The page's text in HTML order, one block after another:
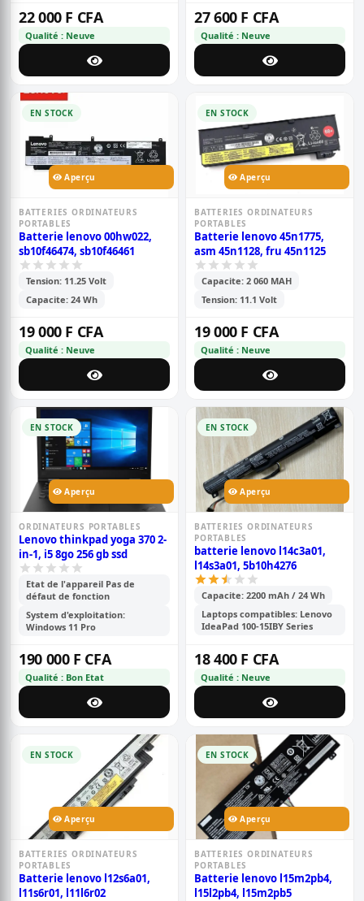
22 000 F CFA
Qualité : Neuve
27 600 F CFA
Qualité : Neuve
EN STOCK
Aperçu
BATTERIES ORDINATEURS
PORTABLES
Batterie lenovo 00hw022,
sb10f46474, sb10f46461
Tension: 11.25 Volt
Capacite: 24 Wh
19 000 F CFA
Qualité : Neuve
EN STOCK
Aperçu
BATTERIES ORDINATEURS
PORTABLES
Batterie lenovo 45n1775,
asm 45n1128, fru 45n1125
Capacite: 2 060 MAH
Tension: 11.1 Volt
19 000 F CFA
Qualité : Neuve
EN STOCK
Aperçu
ORDINATEURS PORTABLES
Lenovo thinkpad yoga 370 2-
in-1, i5 8go 256 gb ssd
Etat de l'appareil Pas de
défaut de fonction
System d'exploitation:
Windows 11 Pro
190 000 F CFA
Qualité : Bon Etat
EN STOCK
Aperçu
BATTERIES ORDINATEURS
PORTABLES
batterie lenovo l14c3a01,
l14s3a01, 5b10h4276
Capacite: 2200 mAh / 24 Wh
Laptops compatibles: Lenovo
IdeaPad 100-15IBY Series
18 400 F CFA
Qualité : Neuve
EN STOCK
Aperçu
BATTERIES ORDINATEURS
PORTABLES
Batterie lenovo l12s6a01,
l11s6r01, l11l6r02
EN STOCK
Aperçu
BATTERIES ORDINATEURS
PORTABLES
Batterie lenovo l15m2pb4,
l15l2pb4, l15m2pb5